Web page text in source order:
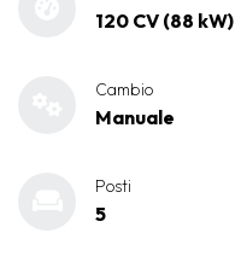
120 CV (88 kW)
Cambio
Manuale
Posti
5